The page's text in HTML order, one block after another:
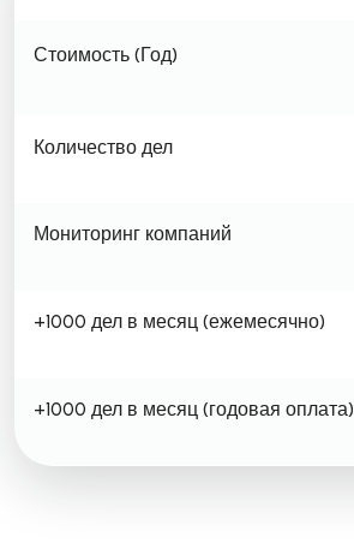
Стоимость (Год)
Количество дел
Мониторинг компаний
+1000 дел в месяц (ежемесячно)
+1000 дел в месяц (годовая оплата)